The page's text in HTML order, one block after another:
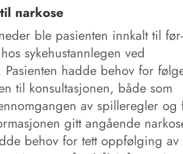
narkose
ble pasienten innkalt til før-
sykehustannlegen ved
Pasienten hadde behov for
til konsultasjonen, både som
av spilleregler og
gitt angående
behov for tett oppfølging av